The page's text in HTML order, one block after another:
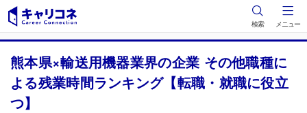
検索 メニュー
熊本県×輸送用機器業界の企業 その他職種に
よる残業時間ランキング【転職・就職に役立
つ】